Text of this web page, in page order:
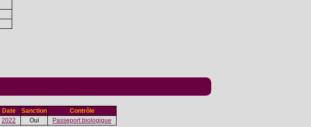
Date Sanction
Contrôle
2022 Oui Passeport biologique